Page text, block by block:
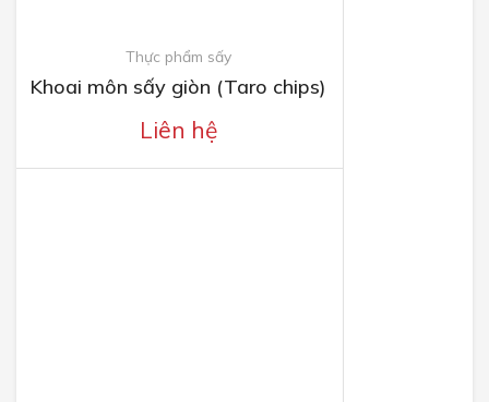
Thực phẩm sấy
Khoai môn sấy giòn (Taro chips)
Liên hệ